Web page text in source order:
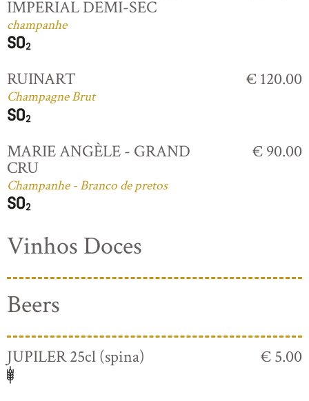
IMPERIAL DEMI-SEC
champanhe
RUINART
Champagne Brut
€ 120.00
MARIE ANGÈLE - GRAND
CRU
Champanhe - Branco de pretos
€ 90.00
Vinhos Doces
Beers
JUPILER 25cl (spina) € 5.00